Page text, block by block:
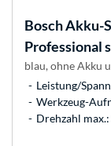
BoschAkku-
Professional
blau, ohne Akku
Leistung/
Werkzeug-
Drehzahl